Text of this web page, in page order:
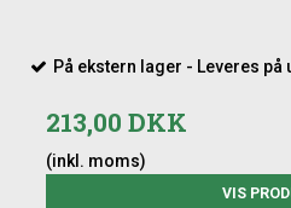
På ekstern lager - Leveres
213,00 DKK
(inkl. moms)
VIS